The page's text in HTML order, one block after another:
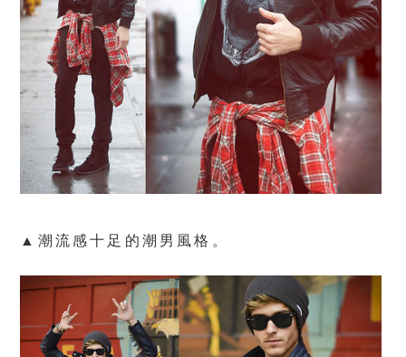
▲潮流感十足的潮男風格。